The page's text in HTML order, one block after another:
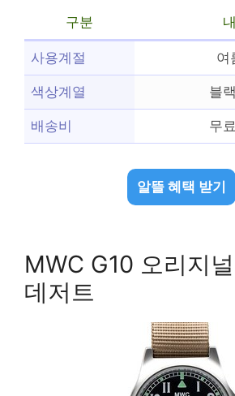
구분
사용계절 여
색상계열 블
배송비 무
알뜰 혜택 받기
MWC G10 오리지
데저트